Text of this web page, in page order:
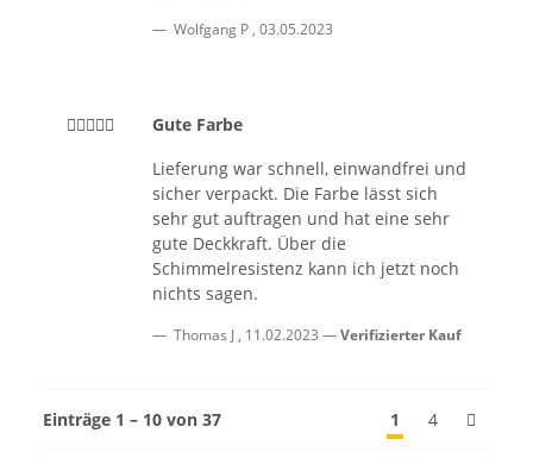
Wolfgang P , 03.05.2023
Gute Farbe
Lieferung war schnell, einwandfrei und
sicher verpackt. Die Farbe lässt sich
sehr gut auftragen und hat eine sehr
gute Deckkraft. Über die
Schimmelresistenz kann ich jetzt noch
nichts sagen.
Thomas J , 11.02.2023 Verifizierter Kauf
Einträge 1 – 10 von 37 1 4